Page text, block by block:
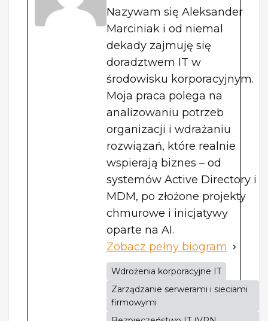
Nazywam się Aleksander
Marciniak i od niemal
dekady zajmuję się
doradztwem IT w
środowisku korporacyjnym.
Moja praca polega na
analizowaniu potrzeb
organizacji i wdrażaniu
rozwiązań, które realnie
wspierają biznes – od
systemów Active Directory i
MDM, po złożone projekty
chmurowe i inicjatywy
oparte na AI.
Zobacz pełny biogram
Wdrożenia korporacyjne IT
Zarządzanie serwerami i sieciami
firmowymi